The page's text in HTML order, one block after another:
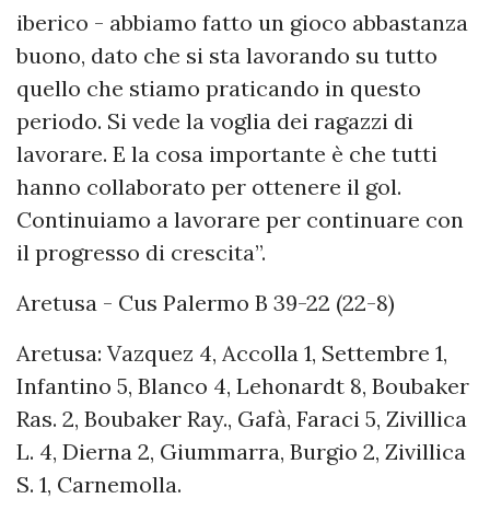
iberico - abbiamo fatto un gioco abbastanza
buono, dato che si sta lavorando su tutto
quello che stiamo praticando in questo
periodo. Si vede la voglia dei ragazzi di
lavorare. E la cosa importante è che tutti
hanno collaborato per ottenere il gol.
Continuiamo a lavorare per continuare con
il progresso di crescita”.
Aretusa - Cus Palermo B 39-22 (22-8)
Aretusa: Vazquez 4, Accolla 1, Settembre 1,
Infantino 5, Blanco 4, Lehonardt 8, Boubaker
Ras. 2, Boubaker Ray., Gafà, Faraci 5, Zivillica
L. 4, Dierna 2, Giummarra, Burgio 2, Zivillica
S. 1, Carnemolla.